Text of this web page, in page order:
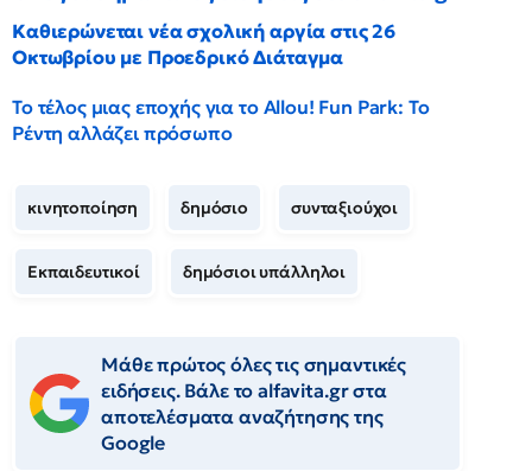
Καθιερώνεται νέα σχολική αργία στις 26
Οκτωβρίου με Προεδρικό Διάταγμα
Το τέλος μιας εποχής για το Allou! Fun Park: Το
Ρέντη αλλάζει πρόσωπο
κινητοποίηση δημόσιο συνταξιούχοι
Εκπαιδευτικοί δημόσιοι υπάλληλοι
Μάθε πρώτος όλες τις σημαντικές
ειδήσεις. Βάλε το alfavita.gr στα
αποτελέσματα αναζήτησης της
Google